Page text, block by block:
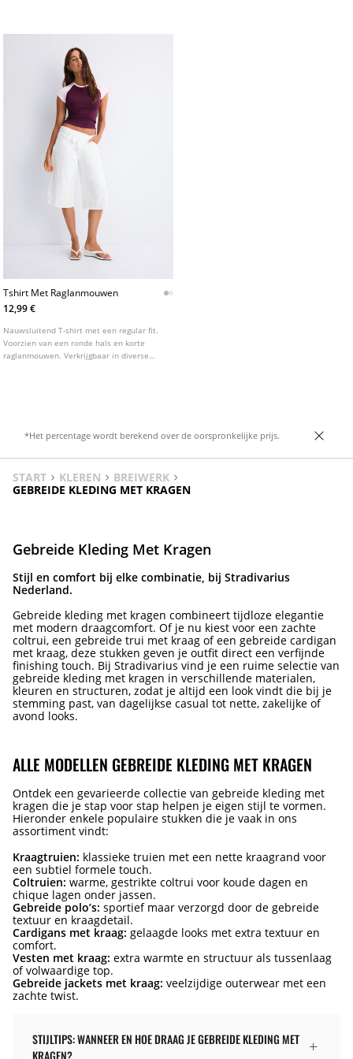
Tshirt Met Raglanmouwen
12,99 €
Nauwsluitend T-shirt met een regular fit.
Voorzien van een ronde hals en korte
raglanmouwen. Verkrijgbaar in diverse
*Het percentage wordt berekend over de oorspronkelijke prijs.
START KLEREN
BREIWERK
GEBREIDE KLEDING MET KRAGEN
Gebreide Kleding Met Kragen
Stijl en comfort bij elke combinatie, bij Stradivarius
Nederland.
Gebreide kleding met kragen combineert tijdloze elegantie
met modern draagcomfort. Of je nu kiest voor een zachte
coltrui, een gebreide trui met kraag of een gebreide cardigan
met kraag, deze stukken geven je outfit direct een verfijnde
finishing touch. Bij Stradivarius vind je een ruime selectie van
gebreide kleding met kragen in verschillende materialen,
kleuren en structuren, zodat je altijd een look vindt die bij je
stemming past, van dagelijkse casual tot nette, zakelijke of
avond looks.
ALLE MODELLEN GEBREIDE KLEDING MET KRAGEN
Ontdek een gevarieerde collectie van gebreide kleding met
kragen die je stap voor stap helpen je eigen stijl te vormen.
Hieronder enkele populaire stukken die je vaak in ons
assortiment vindt:
Kraagtruien: klassieke truien met een nette kraagrand voor
een subtiel formele touch.
Coltruien: warme, gestrikte coltrui voor koude dagen en
chique lagen onder jassen.
Gebreide polo’s: sportief maar verzorgd door de gebreide
textuur en kraagdetail.
Cardigans met kraag: gelaagde looks met extra textuur en
comfort.
Vesten met kraag: extra warmte en structuur als tussenlaag
of volwaardige top.
Gebreide jackets met kraag: veelzijdige outerwear met een
zachte twist.
STIJLTIPS: WANNEER EN HOE DRAAG JE GEBREIDE KLEDING MET
KRAGEN?